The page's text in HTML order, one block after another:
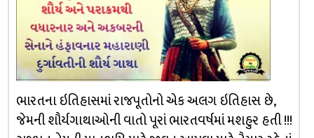
ભારતના ઇતિહાસમાં રાજપૂતોનો એક અલગ ઇતિહાસ છે,
જેમની શૌર્યગાથાઓની વાતો પૂરાં ભારતવર્ષમાં મશહુર હતી !!!